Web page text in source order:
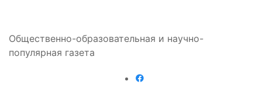
Общественно-образовательная и научно-
популярная газета